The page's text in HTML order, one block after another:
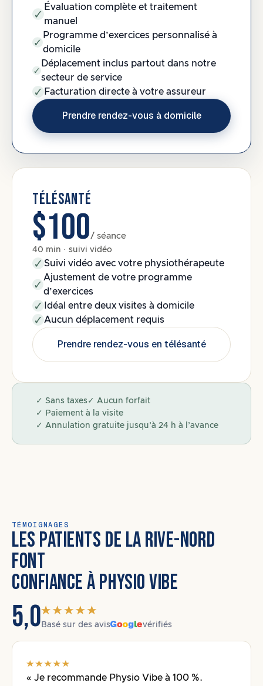
Évaluation complète et traitement
manuel
Programme d’exercices personnalisé à
domicile
Déplacement inclus partout dans notre
secteur de service
Facturation directe à votre assureur
Prendre rendez-vous à domicile
TÉLÉSANTÉ
$100/ séance
40 min · suivi vidéo
Suivi vidéo avec votre physiothérapeute
Ajustement de votre programme
d’exercices
Idéal entre deux visites à domicile
Aucun déplacement requis
Prendre rendez-vous en télésanté
✓ Sans taxes✓ Aucun forfait
✓ Paiement à la visite
✓ Annulation gratuite jusqu’à 24 h à l’avance
TÉMOIGNAGES
LES PATIENTS DE LA RIVE-NORD
FONT
CONFIANCE À PHYSIO VIBE
5,0 Basé sur des avis vérifiés
« Je recommande Physio Vibe à 100 %.